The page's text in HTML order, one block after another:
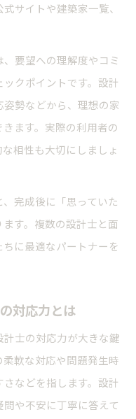
サイトや建築家一覧、
要望への理解度やコミ
クポイントです。設計
勢などから、理想の家
ます。実際の利用者の
相性も大切にしましょ
完成後に「思っていた
す。複数の設計士と面
に最適なパートナーを
対応力とは
士の対応力が大きな鍵
軟な対応や問題発生時
などを指します。設計
や不安に丁寧に答えて